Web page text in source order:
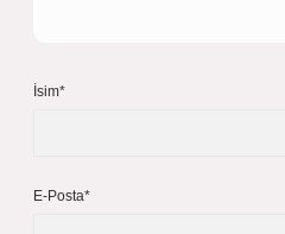
İsim*
E-Posta*